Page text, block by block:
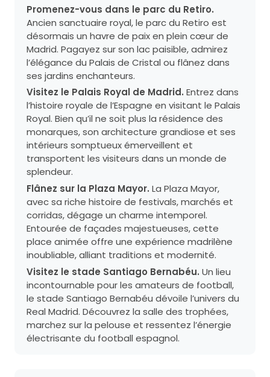
Promenez-vous dans le parc du Retiro.
Ancien sanctuaire royal, le parc du Retiro est
désormais un havre de paix en plein cœur de
Madrid. Pagayez sur son lac paisible, admirez
l’élégance du Palais de Cristal ou flânez dans
ses jardins enchanteurs.
Visitez le Palais Royal de Madrid. Entrez dans
l’histoire royale de l’Espagne en visitant le Palais
Royal. Bien qu’il ne soit plus la résidence des
monarques, son architecture grandiose et ses
intérieurs somptueux émerveillent et
transportent les visiteurs dans un monde de
splendeur.
Flânez sur la Plaza Mayor. La Plaza Mayor,
avec sa riche histoire de festivals, marchés et
corridas, dégage un charme intemporel.
Entourée de façades majestueuses, cette
place animée offre une expérience madrilène
inoubliable, alliant traditions et modernité.
Visitez le stade Santiago Bernabéu. Un lieu
incontournable pour les amateurs de football,
le stade Santiago Bernabéu dévoile l’univers du
Real Madrid. Découvrez la salle des trophées,
marchez sur la pelouse et ressentez l’énergie
électrisante du football espagnol.